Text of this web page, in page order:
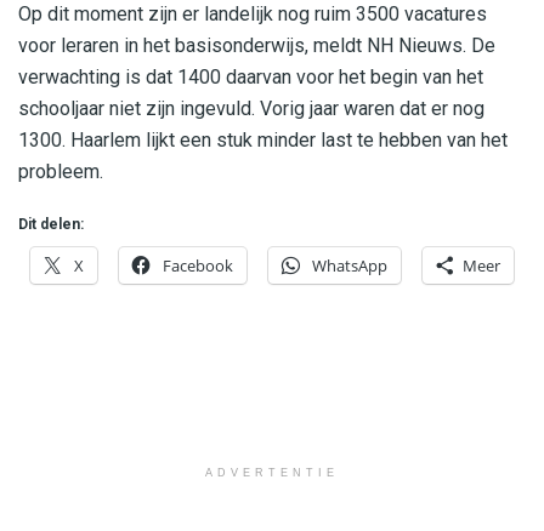
Op dit moment zijn er landelijk nog ruim 3500 vacatures
voor leraren in het basisonderwijs, meldt NH Nieuws. De
verwachting is dat 1400 daarvan voor het begin van het
schooljaar niet zijn ingevuld. Vorig jaar waren dat er nog
1300. Haarlem lijkt een stuk minder last te hebben van het
probleem.
Dit delen:
X Facebook WhatsApp Meer
ADVERTENTIE